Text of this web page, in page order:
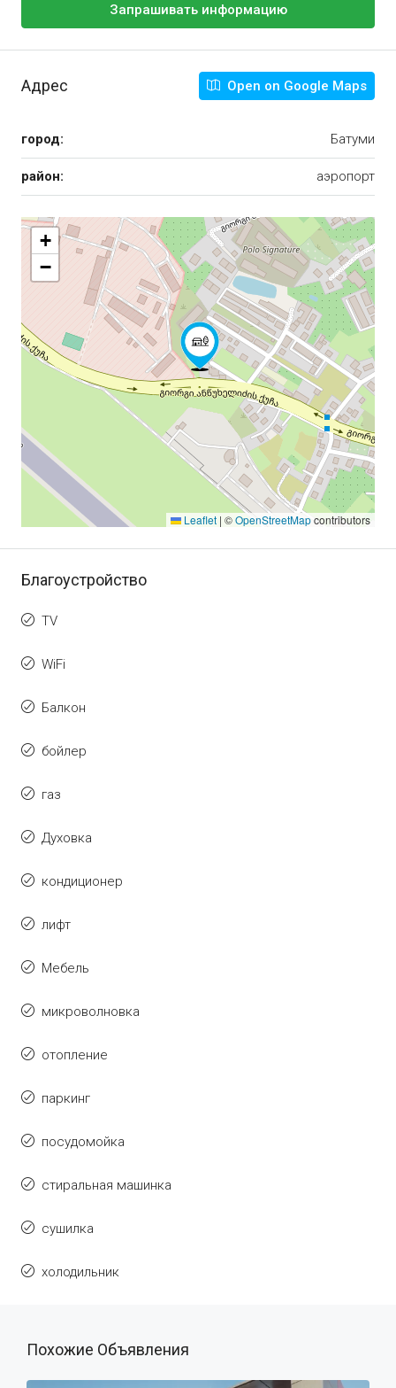
Запрашивать информацию
Адрес Open on Google Maps
город: Батуми
район: аэропорт
+
−
Leaflet | ©OpenStreetMapcontributors
Благоустройство
TV
WiFi
Балкон
бойлер
газ
Духовка
кондиционер
лифт
Мебель
микроволновка
отопление
паркинг
посудомойка
стиральная машинка
сушилка
холодильник
Похожие Объявления